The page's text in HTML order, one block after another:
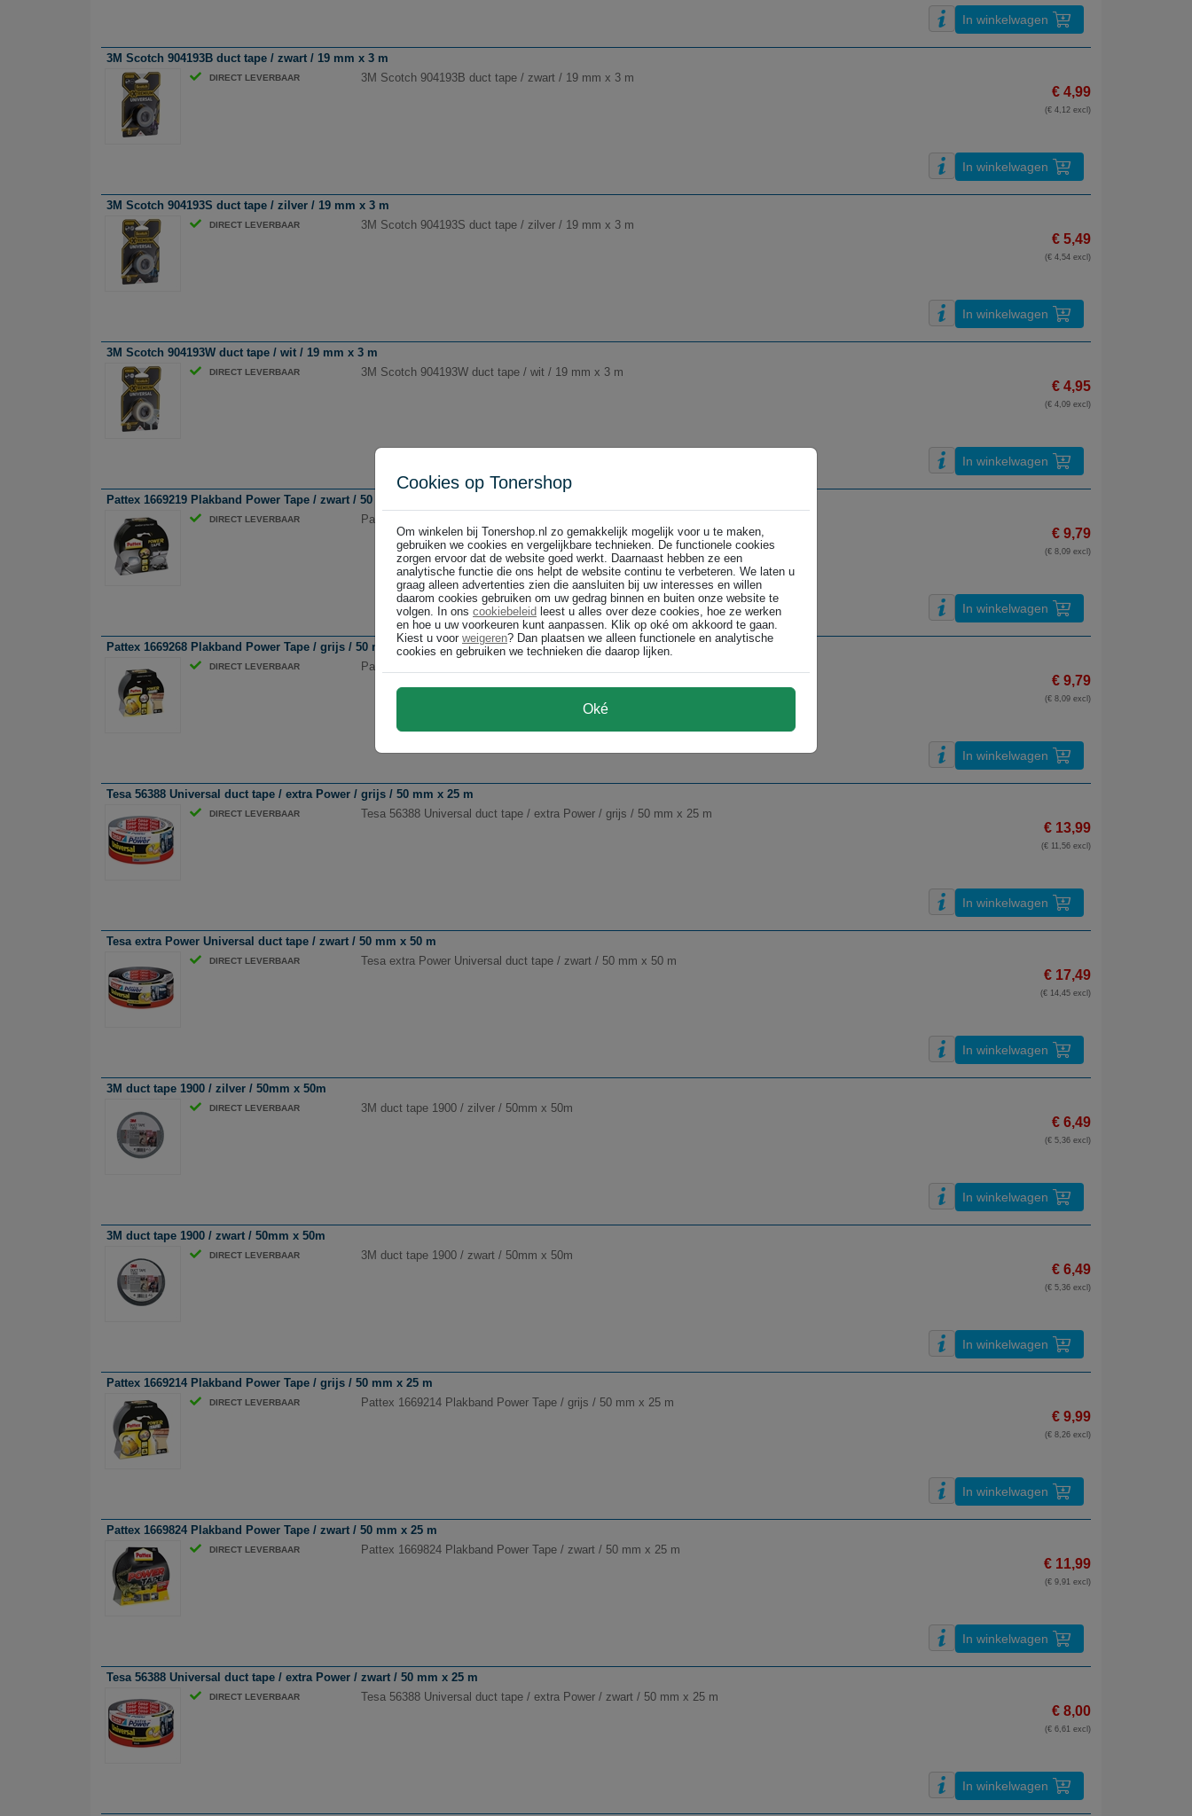
In winkelwagen
3M Scotch 904193B duct tape / zwart / 19 mm x 3 m
DIRECT LEVERBAAR 3M Scotch 904193B duct tape / zwart / 19 mm x 3 m
€ 4,99
(€ 4,12 excl)
In winkelwagen
3M Scotch 904193S duct tape / zilver / 19 mm x 3 m
DIRECT LEVERBAAR 3M Scotch 904193S duct tape / zilver / 19 mm x 3 m
€ 5,49
(€ 4,54 excl)
In winkelwagen
3M Scotch 904193W duct tape / wit / 19 mm x 3 m
DIRECT LEVERBAAR 3M Scotch 904193W duct tape / wit / 19 mm x 3 m
€ 4,95
(€ 4,09 excl)
In winkelwagen
Pattex 1669219 Plakband Power Tape / zwart / 50 mm x 10 m
DIRECT LEVERBAAR Pattex 1669219 Plakband Power Tape / zwart / 50 mm x 10 m
€ 9,79
(€ 8,09 excl)
In winkelwagen
Pattex 1669268 Plakband Power Tape / grijs / 50 mm x 10 m
DIRECT LEVERBAAR Pattex 1669268 Plakband Power Tape / grijs / 50 mm x 10 m
€ 9,79
(€ 8,09 excl)
In winkelwagen
Tesa 56388 Universal duct tape / extra Power / grijs / 50 mm x 25 m
DIRECT LEVERBAAR Tesa 56388 Universal duct tape / extra Power / grijs / 50 mm x 25 m
€ 13,99
(€ 11,56 excl)
In winkelwagen
Tesa extra Power Universal duct tape / zwart / 50 mm x 50 m
DIRECT LEVERBAAR Tesa extra Power Universal duct tape / zwart / 50 mm x 50 m
€ 17,49
(€ 14,45 excl)
In winkelwagen
3M duct tape 1900 / zilver / 50mm x 50m
DIRECT LEVERBAAR 3M duct tape 1900 / zilver / 50mm x 50m
€ 6,49
(€ 5,36 excl)
In winkelwagen
3M duct tape 1900 / zwart / 50mm x 50m
DIRECT LEVERBAAR 3M duct tape 1900 / zwart / 50mm x 50m
€ 6,49
(€ 5,36 excl)
In winkelwagen
Pattex 1669214 Plakband Power Tape / grijs / 50 mm x 25 m
DIRECT LEVERBAAR Pattex 1669214 Plakband Power Tape / grijs / 50 mm x 25 m
€ 9,99
(€ 8,26 excl)
In winkelwagen
Pattex 1669824 Plakband Power Tape / zwart / 50 mm x 25 m
DIRECT LEVERBAAR Pattex 1669824 Plakband Power Tape / zwart / 50 mm x 25 m
€ 11,99
(€ 9,91 excl)
In winkelwagen
Tesa 56388 Universal duct tape / extra Power / zwart / 50 mm x 25 m
DIRECT LEVERBAAR Tesa 56388 Universal duct tape / extra Power / zwart / 50 mm x 25 m
€ 8,00
(€ 6,61 excl)
In winkelwagen
Cookies op Tonershop
Om winkelen bij Tonershop.nl zo gemakkelijk mogelijk voor u te maken,
gebruiken we cookies en vergelijkbare technieken. De functionele cookies
zorgen ervoor dat de website goed werkt. Daarnaast hebben ze een
analytische functie die ons helpt de website continu te verbeteren. We laten u
graag alleen advertenties zien die aansluiten bij uw interesses en willen
daarom cookies gebruiken om uw gedrag binnen en buiten onze website te
volgen. In ons cookiebeleid leest u alles over deze cookies, hoe ze werken
en hoe u uw voorkeuren kunt aanpassen. Klik op oké om akkoord te gaan.
Kiest u voor weigeren? Dan plaatsen we alleen functionele en analytische
cookies en gebruiken we technieken die daarop lijken.
Oké